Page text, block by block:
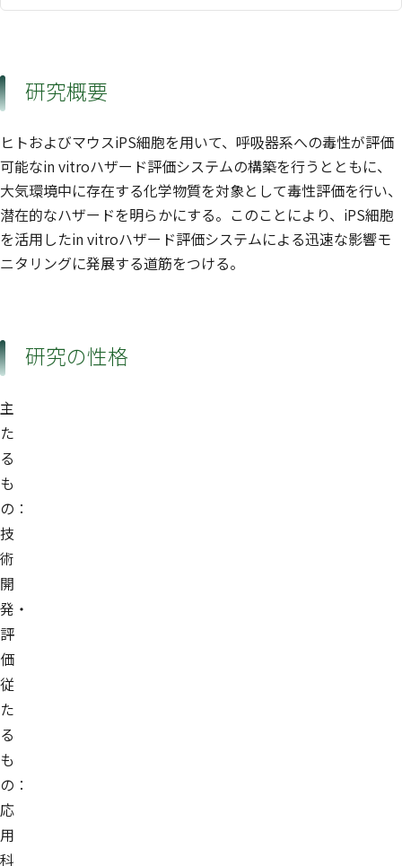
研究概要
ヒトおよびマウスiPS細胞を用いて、呼吸器系への毒性が評価
可能なin vitroハザード評価システムの構築を行うとともに、
大気環境中に存在する化学物質を対象として毒性評価を行い、
潜在的なハザードを明らかにする。このことにより、iPS細胞
を活用したin vitroハザード評価システムによる迅速な影響モ
ニタリングに発展する道筋をつける。
研究の性格
主
た
る
も
の：
技
術
開
発・
評
価
従
た
る
も
の：
応
用
科